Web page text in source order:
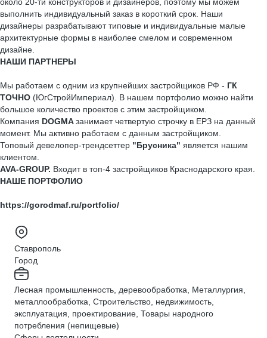
выполнить индивидуальный заказ в короткий срок. Наши
дизайнеры разрабатывают типовые и индивидуальные малые
архитектурные формы в наиболее смелом и современном
дизайне.
НАШИ ПАРТНЕРЫ
Мы работаем с одним из крупнейших застройщиков РФ - ГК
ТОЧНО (ЮгСтройИмпериал). В нашем портфолио можно найти
большое количество проектов с этим застройщиком.
Компания DOGMAзанимает четвертую строчку в ЕРЗ на данный
момент. Мы активно работаем с данным застройщиком.
Топовый девелопер-трендсеттер "Брусника" является нашим
клиентом.
AVA-GROUP. Входит в топ-4 застройщиков Краснодарского края.
НАШЕ ПОРТФОЛИО
https://gorodmaf.ru/portfolio/
Ставрополь
Город
Лесная промышленность, деревообработка, Металлургия,
металлообработка, Строительство, недвижимость,
эксплуатация, проектирование, Товары народного
потребления (непищевые)